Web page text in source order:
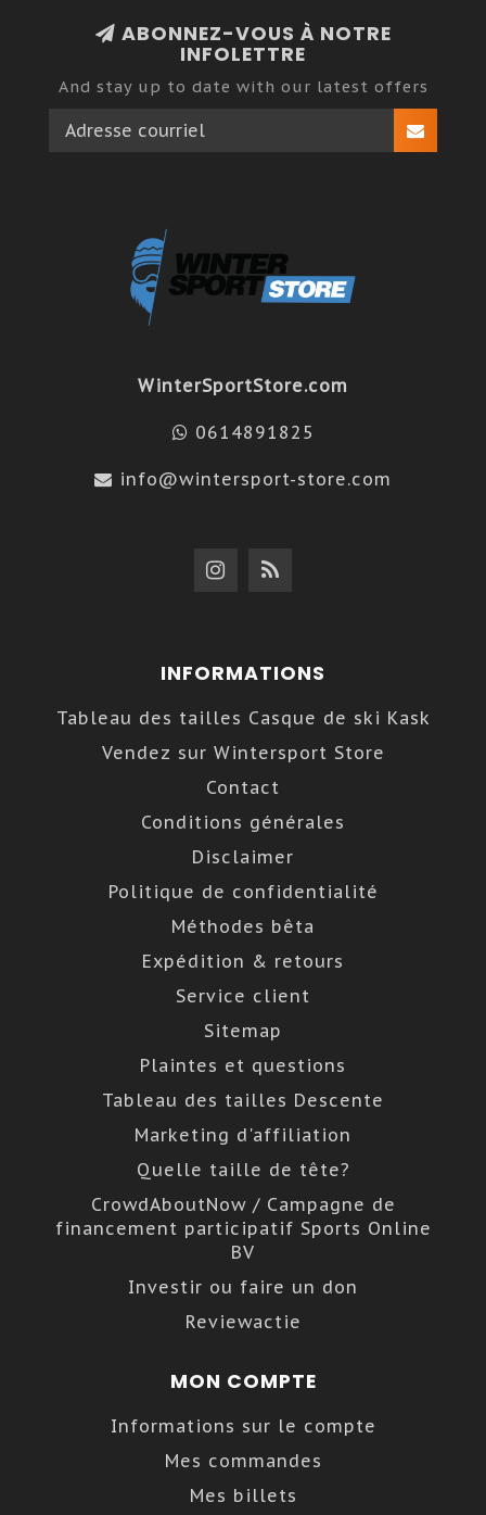
ABONNEZ-VOUS À NOTRE
INFOLETTRE
And stay up to date with our latest offers
WinterSportStore.com
0614891825
info@wintersport-store.com
INFORMATIONS
Tableau des tailles Casque de ski Kask
Vendez sur Wintersport Store
Contact
Conditions générales
Disclaimer
Politique de confidentialité
Méthodes bêta
Expédition & retours
Service client
Sitemap
Plaintes et questions
Tableau des tailles Descente
Marketing d'affiliation
Quelle taille de tête?
CrowdAboutNow / Campagne de
financement participatif Sports Online
BV
Investir ou faire un don
Reviewactie
MON COMPTE
Informations sur le compte
Mes commandes
Mes billets